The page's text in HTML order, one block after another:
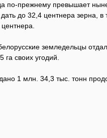
по-прежнему превышает
до 32,4 центнера зерна,
земледельцы
га своих угодий.
1 млн. 34,3 тыс. тонн